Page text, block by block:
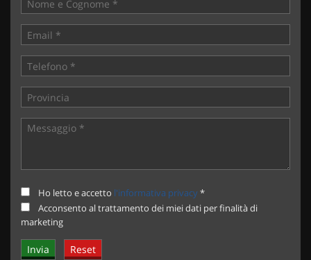
Ho letto e accetto l'informativa privacy*
Acconsento al trattamento dei miei dati per finalità di
marketing